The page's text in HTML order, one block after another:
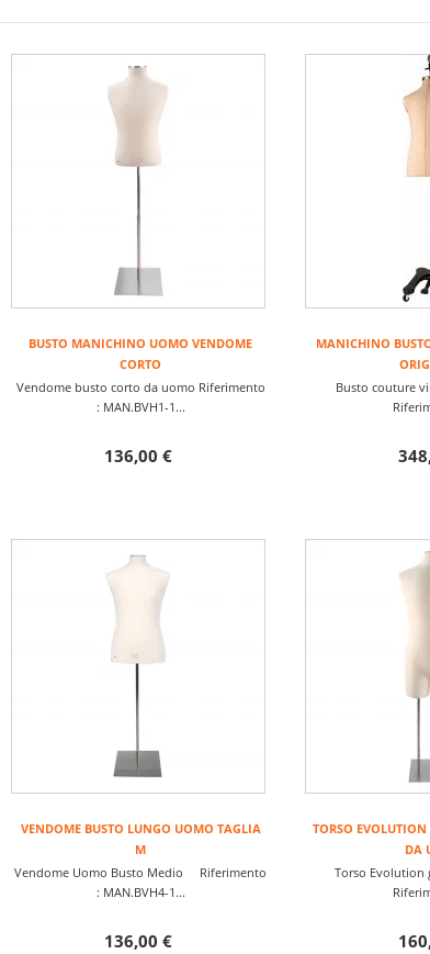
BUSTO MANICHINO UOMO VENDOME
CORTO
Vendome busto corto da uomo Riferimento
: MAN.BVH1-1...
136,00 €
MANICHINO
Busto couture
VENDOME BUSTO LUNGO UOMO TAGLIA
M
Vendome Uomo Busto Medio Riferimento
: MAN.BVH4-1...
136,00 €
TORSO EVOLUTION
DA
Torso